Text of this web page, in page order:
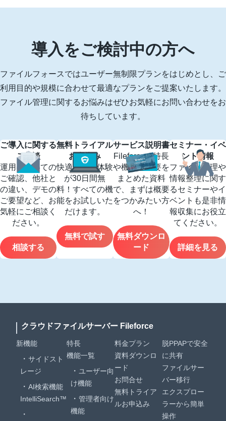
導入をご検討中の方へ
ファイルフォースではユーザー無制限プランをはじめとし、ご
利用目的や規模に合わせて最適なプランをご提案いたします。
ファイル管理に関するお悩みはぜひお気軽にお問い合わせをお
待ちしています。
ご導入に関する
ご相談
運用についての
ご確認、他社と
の違い、デモの
ご要望など、お
気軽にご相談く
ださい。
相談する
無料トライアル
お申込み
快適な操作体験
が30日間無
料！すべての機
能をお試しいた
だけます。
無料で試す
サービス説明書
Fileforceの特長
や機能の概要を
まとめた資料
で、まずは概要
をつかみたい方
へ！
無料ダウンロ
ード
セミナー・イベ
ント情報
ファイル管理や
情報整理に関す
るセミナーやイ
ベントも是非情
報収集にお役立
てください。
詳細を見る
クラウドファイルサーバー Fileforce
新機能
サイドスト
レージ
AI検索機能
IntelliSearch™
特長
機能一覧
ユーザー向
け機能
管理者向け
機能
料金プラン
資料ダウンロ
ード
お問合せ
無料トライア
ルお申込み
脱PPAPで安全
に共有
ファイルサー
バー移行
エクスプロー
ラーから簡単
操作